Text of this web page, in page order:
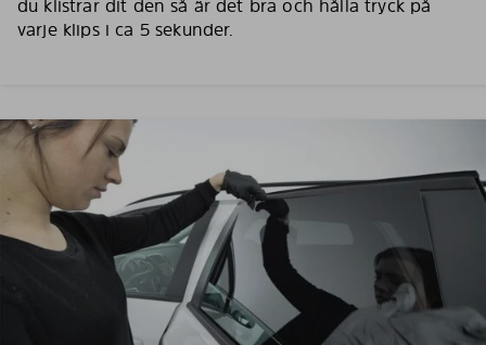
du klistrar dit den så är det bra och hålla tryck på
varje klips i ca 5 sekunder.